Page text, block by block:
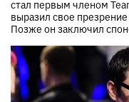
стал первым членом
выразил свое
Позже он заключил